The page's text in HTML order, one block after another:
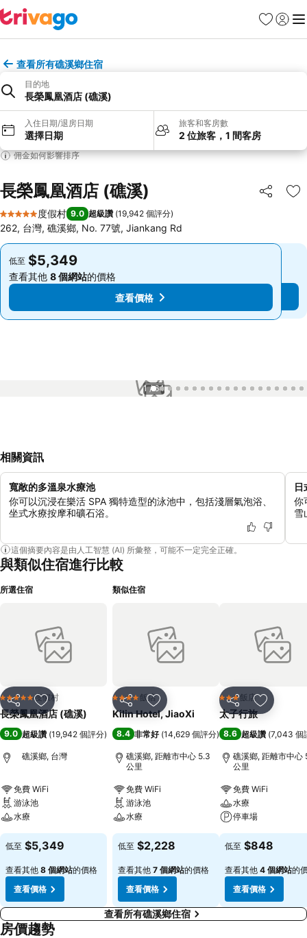
我的最愛
登入 選
查看所有礁溪鄉住宿
目的地
長榮鳳凰酒店 (礁溪)
入住日期/退房日期
選擇日期
旅客和客房數
2 位旅客，1 間客房
佣金如何影響排序
長榮鳳凰酒店 (礁溪) 分享
加
5 星級
度假村 9.0 超級讚 (19,942 個評分)
262, 台灣, 礁溪鄉, No. 77號, Jiankang Rd
低至 $5,349
查看其他 8 個網站的價格
查看價格
低至 $5,349
查看其他 8 個網站的價格
查看價格
1 / 64
相關資訊
寬敞的多溫泉水療池
你可以沉浸在樂活 SPA 獨特造型的泳池中，包括淺層氣泡浴、
坐式水療按摩和礦石浴。
日
你
雪
這個摘要內容是由人工智慧 (AI) 所彙整，可能不一定完全正確。
與類似住宿進行比較
所選住宿
分享 加入我的最愛
5 星級 度假村
長榮鳳凰酒店 (礁溪)
9.0 超級讚 (19,942 個評分)
礁溪鄉, 台灣
免費 WiFi
游泳池
水療
低至 $5,349
查看其他 8 個網站的價格
查看價格
類似住宿
分享 加入我的最愛
4 星級 飯店
Kilin Hotel, JiaoXi
8.4 非常好 (14,629 個評分)
礁溪鄉, 距離市中心 5.3
公里
免費 WiFi
游泳池
水療
低至 $2,228
查看其他 7 個網站的價格
查看價格
分享 加入我的
3 星級飯店
太子行旅
8.6 超級讚 (7,043 個
礁溪鄉, 距離市中心
公里
免費 WiFi
水療
停車場
低至 $848
查看其他 4 個網站的
查看價格
查看所有礁溪鄉住宿
房價趨勢